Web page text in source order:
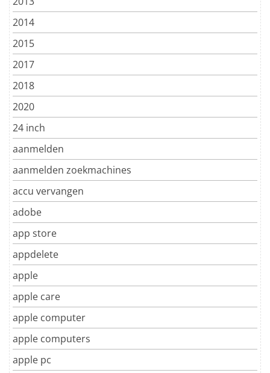
2014
2015
2017
2018
2020
24 inch
aanmelden
aanmelden zoekmachines
accu vervangen
adobe
app store
appdelete
apple
apple care
apple computer
apple computers
apple pc